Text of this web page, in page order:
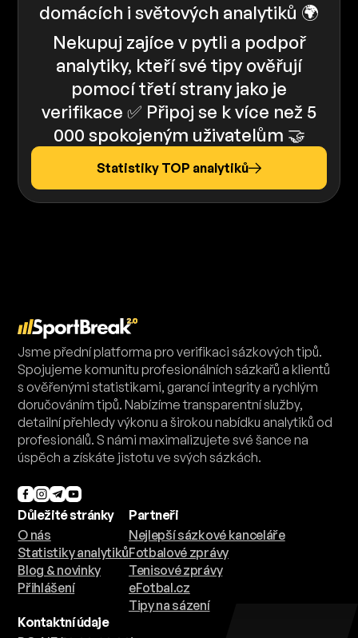
domácích i světových analytiků 🌍
Nekupuj zajíce v pytli a podpoř
analytiky, kteří své tipy ověřují
pomocí třetí strany jako je
verifikace ✅️️ Připoj se k více než 5
000 spokojeným uživatelům 🤝
Statistiky TOP analytiků
Jsme přední platforma pro verifikaci sázkových tipů.
Spojujeme komunitu profesionálních sázkařů a klientů
s ověřenými statistikami, garancí integrity a rychlým
doručováním tipů. Nabízíme transparentní služby,
detailní přehledy výkonu a širokou nabídku analytiků od
profesionálů. S námi maximalizujete své šance na
úspěch a získáte jistotu ve svých sázkách.
Důležité stránky
O nás
Statistiky analytiků
Blog & novinky
Přihlášení
Partneři
Nejlepší sázkové kanceláře
Fotbalové zprávy
Tenisové zprávy
eFotbal.cz
Tipy na sázení
Kontaktní údaje